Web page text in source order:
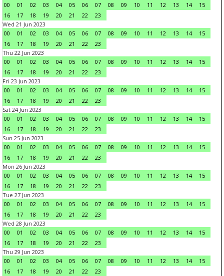
00
01 02 03 04 05 06 07 08 09 10 11 12 13 14
15
16
17 18 19 20 21 22
23
Wed 21 Jun 2023
00
01 02 03 04 05 06 07 08 09 10 11 12 13 14
15
16
17 18 19 20 21 22
23
Thu 22 Jun 2023
00
01 02 03 04 05 06 07 08 09 10 11 12 13 14
15
16
17 18 19 20 21 22
23
Fri 23 Jun 2023
00
01 02 03 04 05 06 07 08 09 10 11 12 13 14
15
16
17 18 19 20 21 22
23
Sat 24 Jun 2023
00
01 02 03 04 05 06 07 08 09 10 11 12 13 14
15
16
17 18 19 20 21 22
23
Sun 25 Jun 2023
00
01 02 03 04 05 06 07 08 09 10 11 12 13 14
15
16
17 18 19 20 21 22
23
Mon 26 Jun 2023
00
01 02 03 04 05 06 07 08 09 10 11 12 13 14
15
16
17 18 19 20 21 22
23
Tue 27 Jun 2023
00
01 02 03 04 05 06 07 08 09 10 11 12 13 14
15
16
17 18 19 20 21 22
23
Wed 28 Jun 2023
00
01 02 03 04 05 06 07 08 09 10 11 12 13 14
15
16
17 18 19 20 21 22
23
Thu 29 Jun 2023
00
01 02 03 04 05 06 07 08 09 10 11 12 13 14
15
16
17 18 19 20 21 22
23